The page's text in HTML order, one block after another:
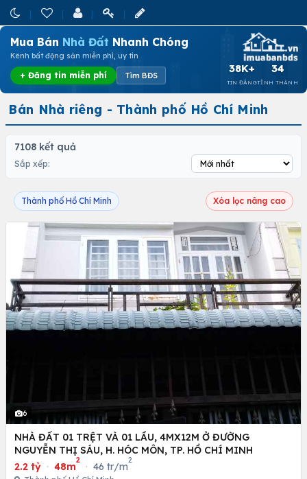
Mua Bán Nhà Đất Nhanh Chóng
Kênh bất động sản miễn phí, uy tín
+ Đăng tin miễn phí Tìm BĐS
38K+
TIN ĐĂNG
34
TỈNH THÀNH
Bán Nhà riêng - Thành phố Hồ Chí Minh
7108 kết quả
Sắp xếp:
Thành phố Hồ Chí Minh Xóa lọc nâng cao
6
NHÀ ĐẤT 01 TRỆT VÀ 01 LẦU, 4MX12M Ở ĐƯỜNG
NGUYỄN THỊ SÁU, H. HÓC MÔN, TP. HỒ CHÍ MINH
2.2 tỷ · 48m
2
· 46 tr/m
2